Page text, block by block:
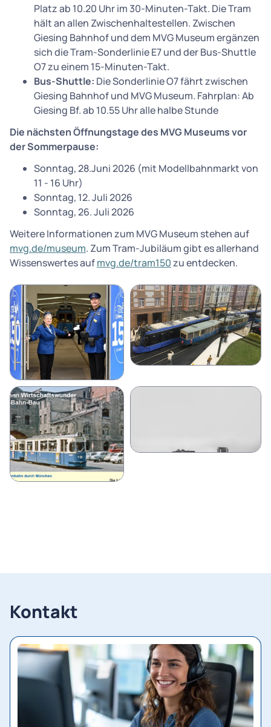
Platz ab 10.20 Uhr im 30-Minuten-Takt. Die Tram
hält an allen Zwischenhaltestellen. Zwischen
Giesing Bahnhof und dem MVG Museum ergänzen
sich die Tram-Sonderlinie E7 und der Bus-Shuttle
O7 zu einem 15-Minuten-Takt.
Bus-Shuttle: Die Sonderlinie O7 fährt zwischen
Giesing Bahnhof und MVG Museum. Fahrplan: Ab
Giesing Bf. ab 10.55 Uhr alle halbe Stunde
Die nächsten Öffnungstage des MVG Museums vor
der Sommerpause:
Sonntag, 28.Juni 2026 (mit Modellbahnmarkt von
11 - 16 Uhr)
Sonntag, 12. Juli 2026
Sonntag, 26. Juli 2026
Weitere Informationen zum MVG Museum stehen auf
mvg.de/museum. Zum Tram-Jubiläum gibt es allerhand
Wissenswertes aufmvg.de/tram150zu entdecken.
Kontakt